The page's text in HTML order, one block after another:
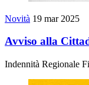
Novità 19 mar 2025
Avviso alla
Indennità Regionale